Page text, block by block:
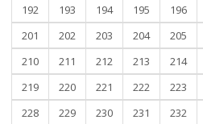
192
193 194 195 196
201
202 203 204 205
210
211 212 213 214
219
220 221 222 223
228
229 230 231 232